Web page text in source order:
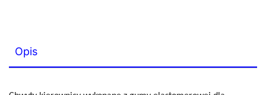
Opis